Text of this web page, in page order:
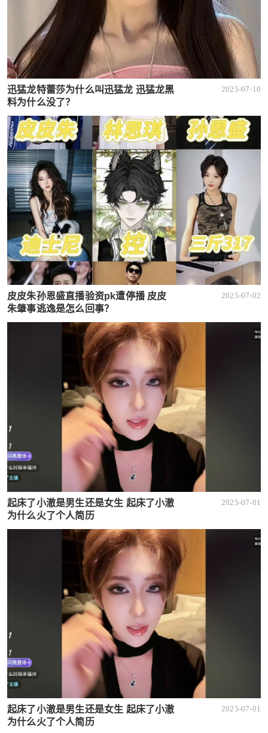
迅猛龙特蕾莎为什么叫迅猛龙 迅猛龙黑
料为什么没了？
2025-07-10
皮皮朱孙恩盛直播验资pk遭停播 皮皮
朱肇事逃逸是怎么回事？
2025-07-02
起床了小澈是男生还是女生 起床了小澈
为什么火了个人简历
2025-07-01
起床了小澈是男生还是女生 起床了小澈
为什么火了个人简历
2025-07-01